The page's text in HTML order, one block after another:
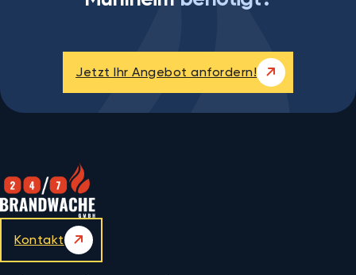
Jetzt Ihr Angebot anfordern!
Kontakt